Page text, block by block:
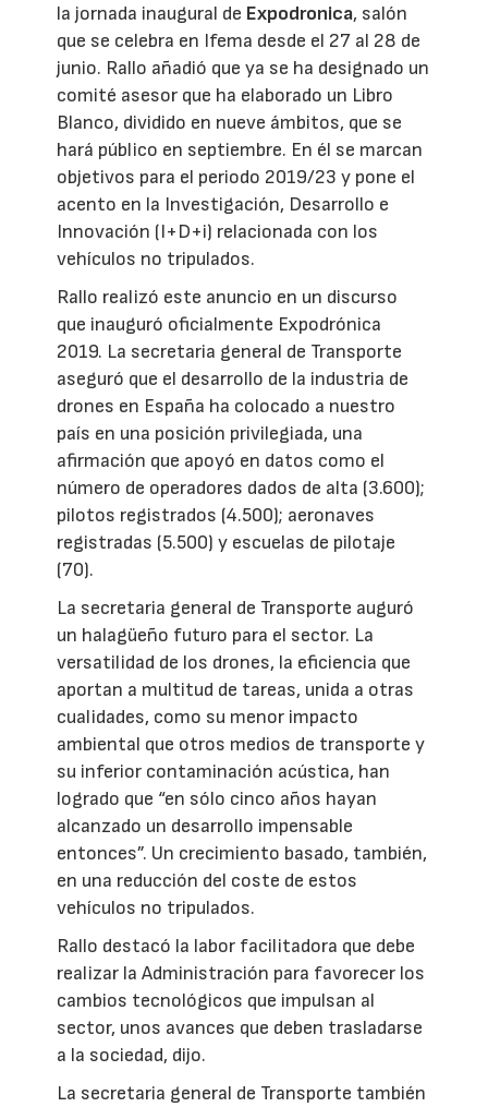
la jornada inaugural de Expodronica, salón
que se celebra en Ifema desde el 27 al 28 de
junio. Rallo añadió que ya se ha designado un
comité asesor que ha elaborado un Libro
Blanco, dividido en nueve ámbitos, que se
hará público en septiembre. En él se marcan
objetivos para el periodo 2019/23 y pone el
acento en la Investigación, Desarrollo e
Innovación (I+D+i) relacionada con los
vehículos no tripulados.
Rallo realizó este anuncio en un discurso
que inauguró oficialmente Expodrónica
2019. La secretaria general de Transporte
aseguró que el desarrollo de la industria de
drones en España ha colocado a nuestro
país en una posición privilegiada, una
afirmación que apoyó en datos como el
número de operadores dados de alta (3.600);
pilotos registrados (4.500); aeronaves
registradas (5.500) y escuelas de pilotaje
(70).
La secretaria general de Transporte auguró
un halagüeño futuro para el sector. La
versatilidad de los drones, la eficiencia que
aportan a multitud de tareas, unida a otras
cualidades, como su menor impacto
ambiental que otros medios de transporte y
su inferior contaminación acústica, han
logrado que “en sólo cinco años hayan
alcanzado un desarrollo impensable
entonces”. Un crecimiento basado, también,
en una reducción del coste de estos
vehículos no tripulados.
Rallo destacó la labor facilitadora que debe
realizar la Administración para favorecer los
cambios tecnológicos que impulsan al
sector, unos avances que deben trasladarse
a la sociedad, dijo.
La secretaria general de Transporte también